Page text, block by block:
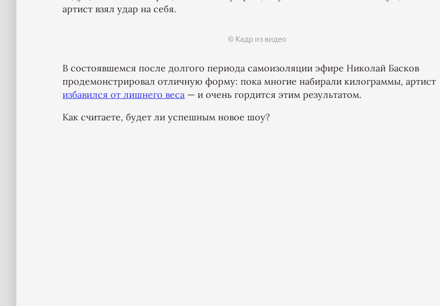
артист взял удар на себя.
© Кадр из видео
В состоявшемся после долгого периода самоизоляции эфире Николай Басков
продемонстрировал отличную форму: пока многие набирали килограммы, артист
избавился от лишнего веса — и очень гордится этим результатом.
Как считаете, будет ли успешным новое шоу?